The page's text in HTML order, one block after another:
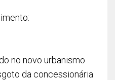
no novo urbanismo
da concessionária